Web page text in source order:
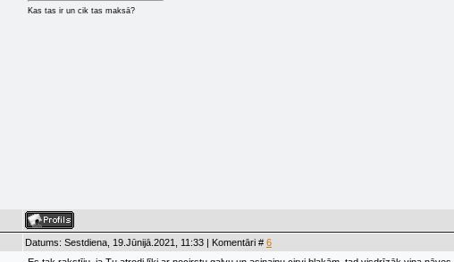
Kas tas ir un cik tas maksā?
Datums: Sestdiena, 19.Jūnijā.2021, 11:33 | Komentāri # 6